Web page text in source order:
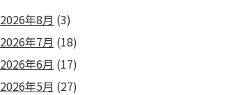
2026年8月 (3)
2026年7月 (18)
2026年6月 (17)
2026年5月 (27)